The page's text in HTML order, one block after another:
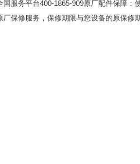
服务平台400-1865-909原厂配件保障：
保修服务，保修期限与您设备的原保修